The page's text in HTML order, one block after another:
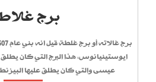
برج
ايوستينيانوس، هذا البرج التي كان
عيسى والتي كان يطلق عليها